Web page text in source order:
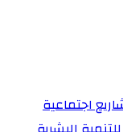
اجتماعية